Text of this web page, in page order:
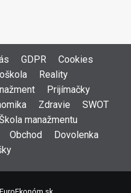
GDPR
Cookies
Reality
Prijímačky
Zdravie
SWOT
manažmentu
Obchod
Dovolenka